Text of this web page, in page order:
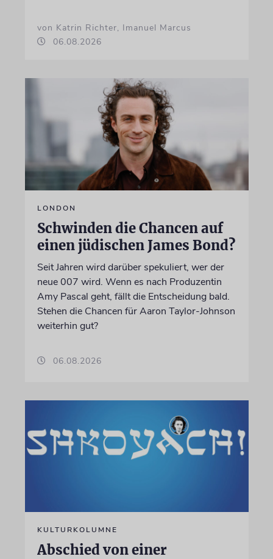
von Katrin Richter, Imanuel Marcus
06.08.2026
LONDON
Schwinden die Chancen auf
einen jüdischen James Bond?
Seit Jahren wird darüber spekuliert, wer der
neue 007 wird. Wenn es nach Produzentin
Amy Pascal geht, fällt die Entscheidung bald.
Stehen die Chancen für Aaron Taylor-Johnson
weiterhin gut?
06.08.2026
KULTURKOLUMNE
Abschied von einer